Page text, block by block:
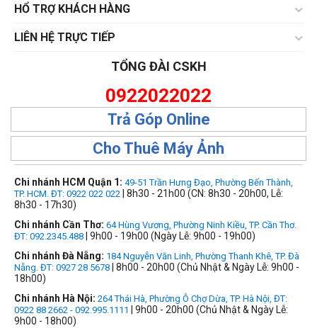
HỔ TRỢ KHÁCH HÀNG
LIÊN HỆ TRỰC TIẾP
TỔNG ĐÀI CSKH
0922022022
Trả Góp Online
Cho Thuê Máy Ảnh
Chi nhánh HCM Quận 1: 49-51 Trần Hưng Đạo, Phường Bến Thành,
TP. HCM. ĐT: 0922 022 022 | 8h30 - 21h00 (CN: 8h30 - 20h00, Lễ:
8h30 - 17h30)
Chi nhánh Cần Thơ: 64 Hùng Vương, Phường Ninh Kiều, TP. Cần Thơ.
ĐT: 092.2345.488 | 9h00 - 19h00 (Ngày Lễ: 9h00 - 19h00)
Chi nhánh Đà Nẵng: 184 Nguyễn Văn Linh, Phường Thanh Khê, TP. Đà
Nẵng. ĐT: 0927 28 5678 | 8h00 - 20h00 (Chủ Nhật & Ngày Lễ: 9h00 -
18h00)
Chi nhánh Hà Nội: 264 Thái Hà, Phường Ô Chợ Dừa, TP. Hà Nội, ĐT:
0922 88 2662 - 092.995.1111
| 9h00 - 20h00 (Chủ Nhật & Ngày Lễ:
9h00 - 18h00)